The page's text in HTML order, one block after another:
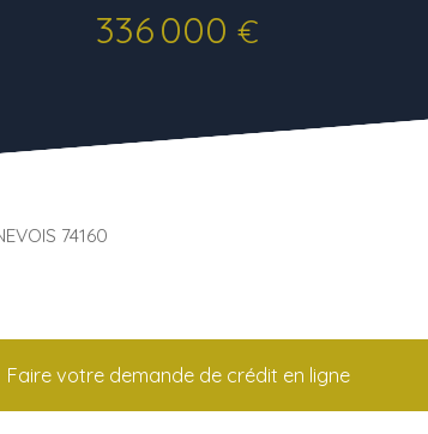
336 000 €
74160
Faire votre demande de crédit en ligne